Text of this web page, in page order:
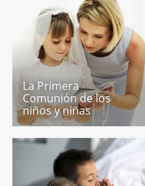
La Primera
Comunión de los
niños y niñas